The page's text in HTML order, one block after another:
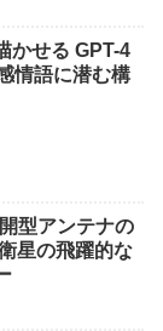
かせる GPT-4
情語に潜む構
型アンテナの
星の飛躍的な